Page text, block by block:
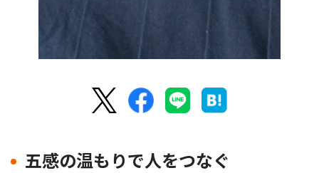
五感の温もりで人をつなぐ